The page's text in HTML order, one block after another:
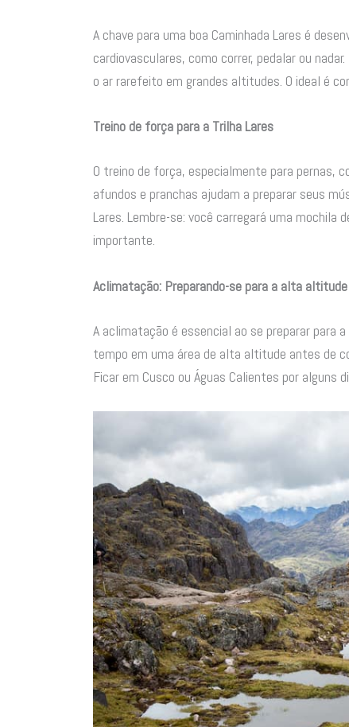
A chave para uma boa Caminhada Lares é
cardiovasculares, como correr, pedalar ou
o ar rarefeito em grandes altitudes. O ideal é
Treino de força para a Trilha Lares
O treino de força, especialmente para pernas,
afundos e pranchas ajudam a preparar seus
Lares. Lembre-se: você carregará uma
importante.
Aclimatação: Preparando-se para a alta altitude
A aclimatação é essencial ao se preparar para
tempo em uma área de alta altitude antes de
Ficar em Cusco ou Águas Calientes por alguns